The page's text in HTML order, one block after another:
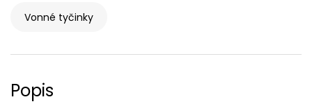
Vonné tyčinky
Popis